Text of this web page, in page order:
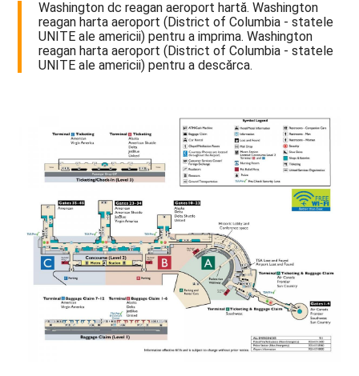
Washington dc reagan aeroport hartă. Washington
reagan harta aeroport (District of Columbia - statele
UNITE ale americii) pentru a imprima. Washington
reagan harta aeroport (District of Columbia - statele
UNITE ale americii) pentru a descărca.